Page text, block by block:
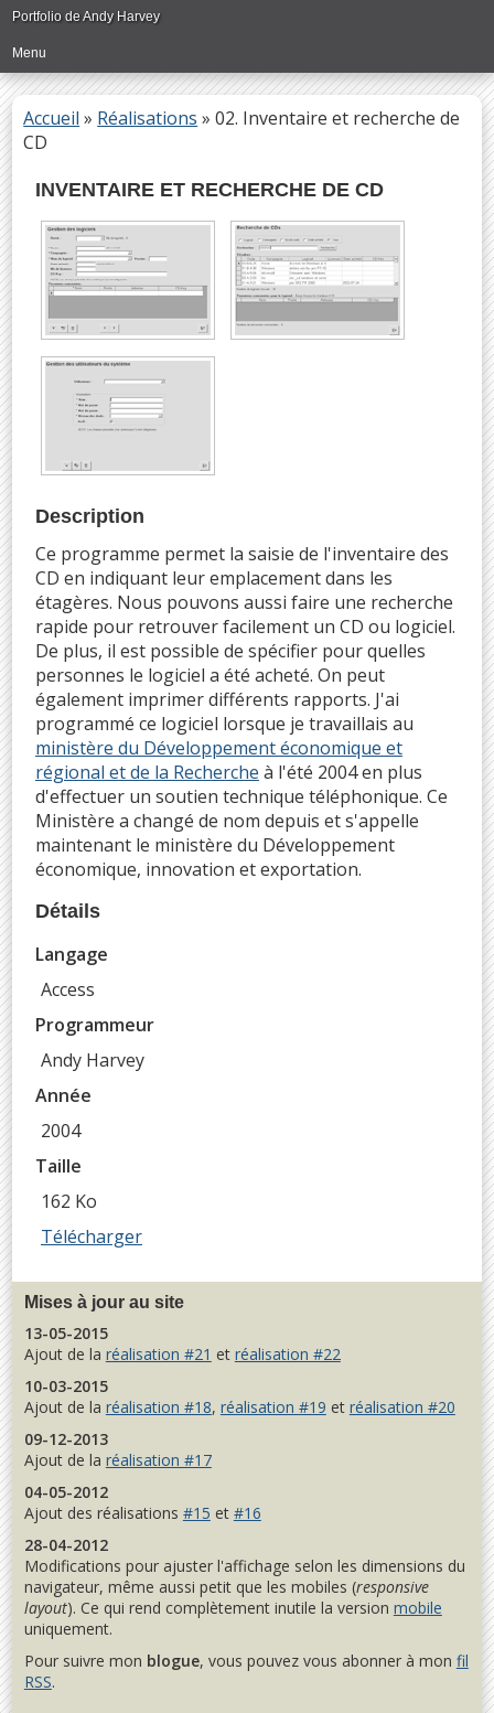
Passer
au
contenu
principal
Portfolio de Andy Harvey
Menu
Accueil » Réalisations »02. Inventaire et recherche de
CD
INVENTAIRE ET RECHERCHE DE CD
Description
Ce programme permet la saisie de l'inventaire des
CD en indiquant leur emplacement dans les
étagères. Nous pouvons aussi faire une recherche
rapide pour retrouver facilement un CD ou logiciel.
De plus, il est possible de spécifier pour quelles
personnes le logiciel a été acheté. On peut
également imprimer différents rapports. J'ai
programmé ce logiciel lorsque je travaillais au
ministère du Développement économique et
régional et de la Recherche à l'été 2004 en plus
d'effectuer un soutien technique téléphonique. Ce
Ministère a changé de nom depuis et s'appelle
maintenant le ministère du Développement
économique, innovation et exportation.
Détails
Langage
Access
Programmeur
Andy Harvey
Année
2004
Taille
162 Ko
Télécharger
Mises à jour au site
13-05-2015
Ajout de la réalisation #21 et réalisation #22
10-03-2015
Ajout de la réalisation #18, réalisation #19 et réalisation #20
09-12-2013
Ajout de la réalisation #17
04-05-2012
Ajout des réalisations #15 et #16
28-04-2012
Modifications pour ajuster l'affichage selon les dimensions du
navigateur, même aussi petit que les mobiles (responsive
layout). Ce qui rend complètement inutile la version mobile
uniquement.
Pour suivre mon blogue, vous pouvez vous abonner à mon fil
RSS.